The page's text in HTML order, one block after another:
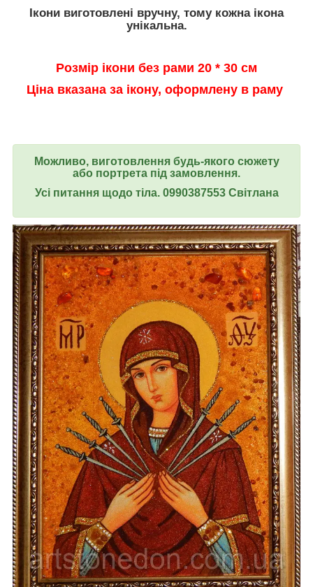
Ікони виготовлені вручну, тому кожна ікона
унікальна.
Розмір ікони без рами 20 * 30 см
Ціна вказана за ікону, оформлену в раму
Можливо, виготовлення будь-якого сюжету
або портрета під замовлення.
Усі питання щодо тіла. 0990387553 Світлана